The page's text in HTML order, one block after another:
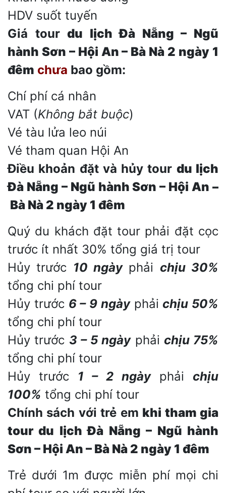
HDV suốt tuyến
Giá tourdu lịch Đà Nẵng – Ngũ
hành Sơn – Hội An – Bà Nà 2 ngày 1
đêm chưa bao gồm:
Chí phí cá nhân
VAT (Không bắt buộc)
Vé tàu lửa leo núi
Vé tham quan Hội An
Điều khoản đặt và hủy tour du lịch
Đà Nẵng – Ngũ hành Sơn – Hội An –
Bà Nà 2 ngày 1 đêm
Quý du khách đặt tour phải đặt cọc
trước ít nhất 30% tổng giá trị tour
Hủy trước 10 ngàyphải chịu 30%
tổng chi phí tour
Hủy trước 6 – 9 ngàyphảichịu 50%
tổng chi phí tour
Hủy trước 3 – 5 ngàyphải chịu 75%
tổng chi phí tour
Hủy trước 1 – 2 ngàyphải chịu
100% tổng chi phí tour
Chính sách với trẻ em khi tham gia
tourdu lịch Đà Nẵng – Ngũ hành
Sơn – Hội An – Bà Nà 2 ngày 1 đêm
Trẻ dưới 1m được miễn phí mọi chi